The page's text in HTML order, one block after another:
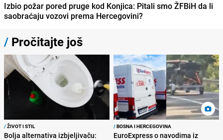
Izbio požar pored pruge kod Konjica: Pitali smo ŽFBiH da li
saobraćaju vozovi prema Hercegovini?
/ Pročitajte još
/ŽIVOT I STIL
Bolja alternativa izbjeljivaču:
/BOSNA I HERCEGOVINA
EuroExpress o navodima iz